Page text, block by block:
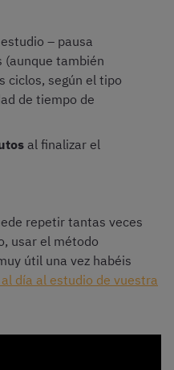
– pausa
(aunque también
ciclos, según el tipo
de tiempo de
al finalizar el
repetir tantas veces
usar el método
útil una vez habéis
día al estudio de vuestra